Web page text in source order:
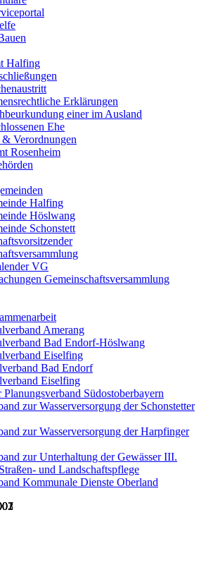
Halfing
Erklärungen
einer im Ausland
Ehe
& Verordnungen
Rosenheim
Halfing
Höslwang
Schonstett
VG
Gemeinschaftsversammlung
Amerang
Bad Endorf-Höslwang
Eiselfing
Bad Endorf
Eiselfing
Planungsverband Südostoberbayern
zur Wasserversorgung der Schonstetter
zur Wasserversorgung der Harpfinger
zur Unterhaltung der Gewässer III.
und Landschaftspflege
Kommunale Dienste Oberland